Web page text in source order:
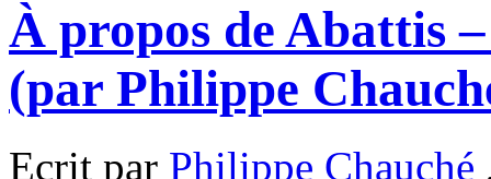
À propos de Abattis
(par Philippe
Ecrit par Philippe Chauché